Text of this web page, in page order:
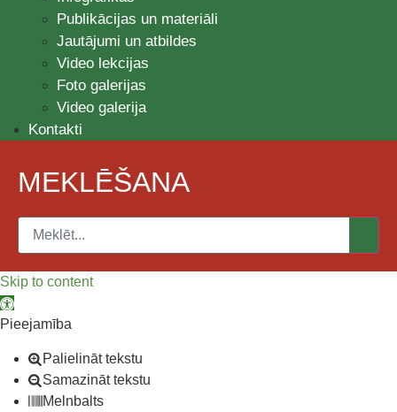
Publikācijas un materiāli
Jautājumi un atbildes
Video lekcijas
Foto galerijas
Video galerija
Kontakti
MEKLĒŠANA
Skip to content
Open toolbar
Pieejamība
Palielināt tekstu
Samazināt tekstu
Melnbalts